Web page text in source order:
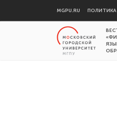
MGPU.RU